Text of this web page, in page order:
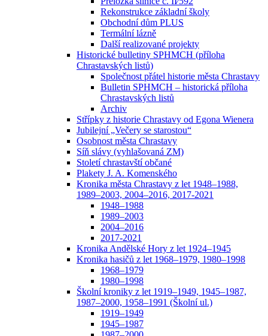
Rekonstrukce základní školy
Obchodní dům PLUS
Termální lázně
Další realizované projekty
Historické bulletiny SPHMCH (příloha
Chrastavských listů)
Společnost přátel historie města Chrastavy
Bulletin SPHMCH – historická příloha
Chrastavských listů
Archiv
Střípky z historie Chrastavy od Egona Wienera
Jubilejní „Večery se starostou“
Osobnost města Chrastavy
Síň slávy (vyhlašovaná ZM)
Století chrastavští občané
Plakety J. A. Komenského
Kronika města Chrastavy z let 1948–1988,
1989–2003, 2004–2016, 2017-2021
1948–1988
1989–2003
2004–2016
2017-2021
Kronika Andělské Hory z let 1924–1945
Kronika hasičů z let 1968–1979, 1980–1998
1968–1979
1980–1998
Školní kroniky z let 1919–1949, 1945–1987,
1987–2000, 1958–1991 (Školní ul.)
1919–1949
1945–1987